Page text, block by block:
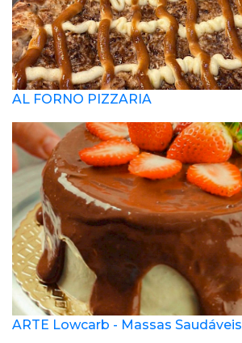
AL FORNO PIZZARIA
ARTE Lowcarb - Massas Saudáveis